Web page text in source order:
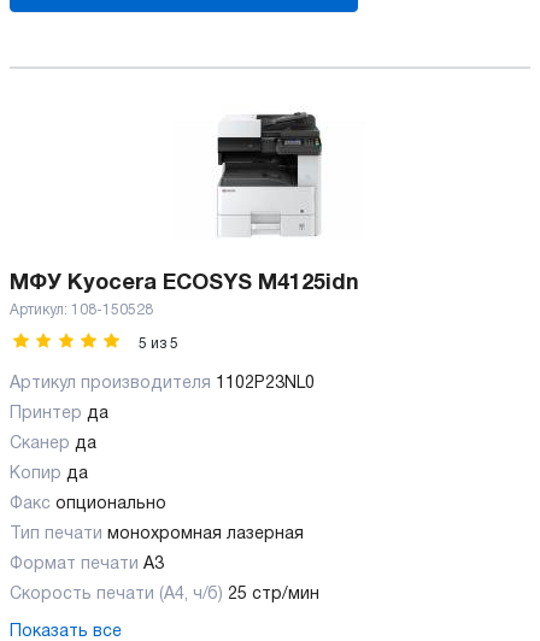
МФУ Kyocera ECOSYS M4125idn
Артикул: 108-150528
5 из 5
Артикул производителя 1102P23NL0
Принтер да
Сканер да
Копир да
Факс опционально
Тип печати монохромная лазерная
Формат печати A3
Скорость печати (А4, ч/б) 25 стр/мин
Показать все